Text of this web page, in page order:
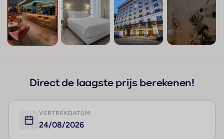
Direct de laagste prijs berekenen!
VERTREKDATUM
24/08/2026